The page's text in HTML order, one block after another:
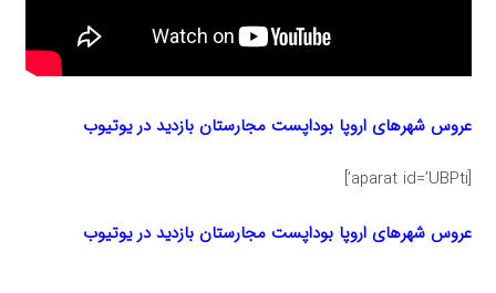
عروس شهرهای اروپا بوداپست مجارستان بازدید در یوتیوب
[aparat id=’UBPti’]
عروس شهرهای اروپا بوداپست مجارستان بازدید در یوتیوب